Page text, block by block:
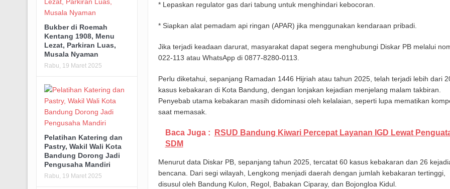
* Lepaskan regulator gas dari tabung untuk menghindari kebocoran.
* Siapkan alat pemadam api ringan (APAR) jika menggunakan kendaraan pribadi.
Jika terjadi keadaan darurat, masyarakat dapat segera menghubungi Diskar PB melalui
022-113 atau WhatsApp di 0877-8280-0113.
Perlu diketahui, sepanjang Ramadan 1446 Hijriah atau tahun 2025, telah terjadi lebih dari
kasus kebakaran di Kota Bandung, dengan lonjakan kejadian menjelang malam takbiran.
Penyebab utama kebakaran masih didominasi oleh kelalaian, seperti lupa mematikan
saat memasak.
Baca Juga :
RSUD Bandung Kiwari Percepat Layanan IGD Lewat
SDM
Menurut data Diskar PB, sepanjang tahun 2025, tercatat 60 kasus kebakaran dan 26
bencana. Dari segi wilayah, Lengkong menjadi daerah dengan jumlah kebakaran tertinggi,
disusul oleh Bandung Kulon, Regol, Babakan Ciparay, dan Bojongloa Kidul.
Bukber di Roemah
Kentang 1908, Menu
Lezat, Parkiran Luas,
Musala Nyaman
Rabu, 19 Maret 2025
Pelatihan Katering dan
Pastry, Wakil Wali Kota
Bandung Dorong Jadi
Pengusaha Mandiri
Rabu, 19 Maret 2025